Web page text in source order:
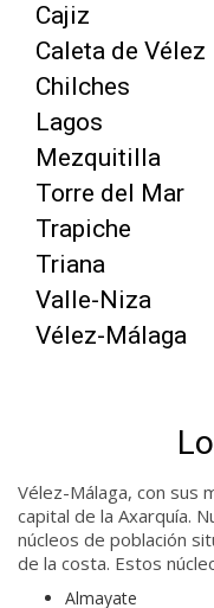
Cajiz
Caleta de Vélez
Chilches
Lagos
Mezquitilla
Torre del Mar
Trapiche
Triana
Valle-Niza
Vélez-Málaga
Vélez-Málaga, con sus
capital de la Axarquía.
núcleos de población
de la costa. Estos
Almayate